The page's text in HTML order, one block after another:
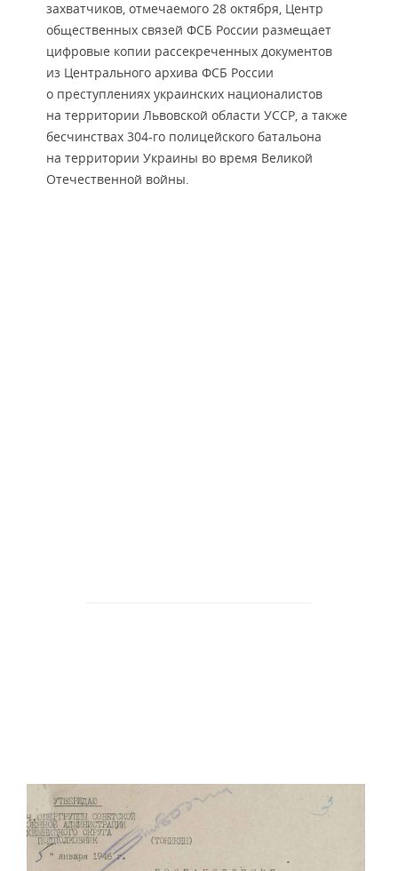
захватчиков, отмечаемого 28 октября, Центр
общественных связей ФСБ России размещает
цифровые копии рассекреченных документов
из Центрального архива ФСБ России
о преступлениях украинских националистов
на территории Львовской области УССР, а также
бесчинствах 304-го полицейского батальона
на территории Украины во время Великой
Отечественной войны.